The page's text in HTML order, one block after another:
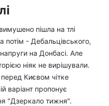
пішла на тлі
потім - Дебальцівського,
на Донбасі. Але
ніяк не вирішували.
перед Києвом чітке
варіант пропонує
"Дзеркало тижня".